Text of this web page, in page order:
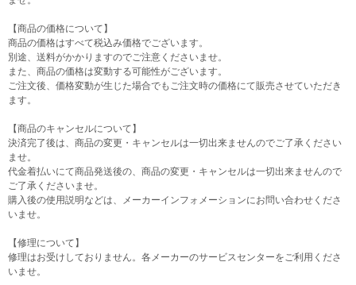
【商品の価格について】
商品の価格はすべて税込み価格でございます。
別途、送料がかかりますのでご注意くださいませ。
また、商品の価格は変動する可能性がございます。
ご注文後、価格変動が生じた場合でもご注文時の価格にて販売させていただき
ます。
【商品のキャンセルについて】
決済完了後は、商品の変更・キャンセルは一切出来ませんのでご了承ください
ませ。
代金着払いにて商品発送後の、商品の変更・キャンセルは一切出来ませんので
ご了承くださいませ。
購入後の使用説明などは、メーカーインフォメーションにお問い合わせくださ
いませ。
【修理について】
修理はお受けしておりません。各メーカーのサービスセンターをご利用くださ
いませ。